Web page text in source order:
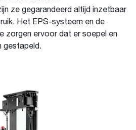
ze gegarandeerd altijd inzetbaar
Het EPS-systeem en de
zorgen ervoor dat er soepel en
gestapeld.